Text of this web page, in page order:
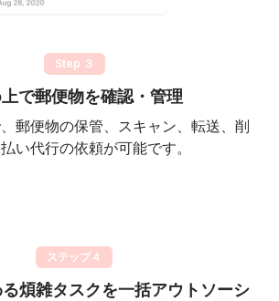
Step ３
で郵便物を確認・管理
郵便物の保管、スキャン、転送、削
い代行の依頼が可能です。
ステップ４
煩雑タスクを一括アウトソーシ